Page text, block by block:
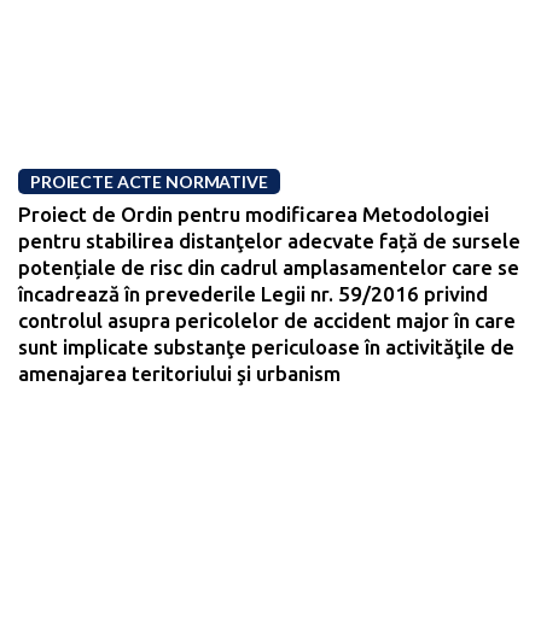
PROIECTE ACTE NORMATIVE
Proiect de Ordin pentru modificarea Metodologiei
pentru stabilirea distanţelor adecvate față de sursele
potențiale de risc din cadrul amplasamentelor care se
încadrează în prevederile Legii nr. 59/2016 privind
controlul asupra pericolelor de accident major în care
sunt implicate substanţe periculoase în activităţile de
amenajarea teritoriului şi urbanism